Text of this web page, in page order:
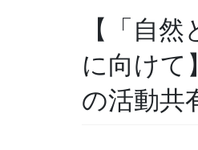
【「自
に向けて
の活動共